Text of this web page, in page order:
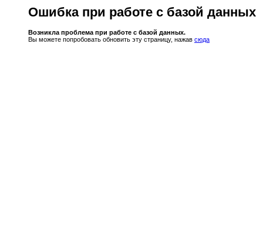
Ошибка при работе с базой данных
Возникла проблема при работе с базой данных.
Вы можете попробовать обновить эту страницу, нажав сюда